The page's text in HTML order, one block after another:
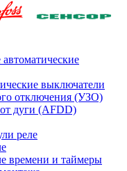
выключатели
отключения (УЗО)
дуги (AFDD)
реле
времени и таймеры